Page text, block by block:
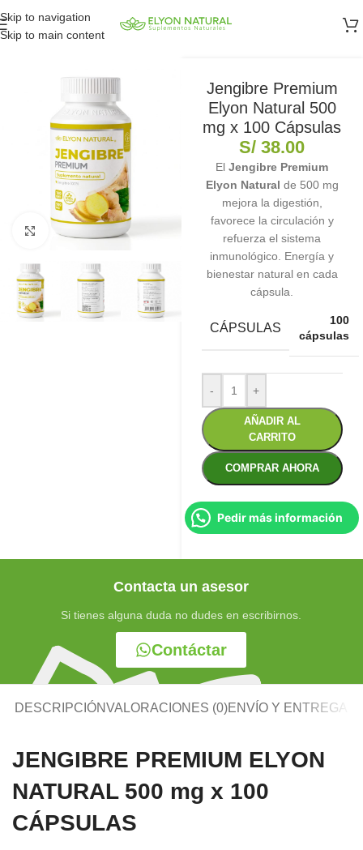
Skip to navigation
Skip to main content
Clic para ampliar
Jengibre Premium
Elyon Natural 500
mg x 100 Cápsulas
S/ 38.00
ElJengibre Premium
Elyon Natural de 500 mg
mejora la digestión,
favorece la circulación y
refuerza el sistema
inmunológico. Energía y
bienestar natural en cada
cápsula.
CÁPSULAS
100
cápsulas
- +
AÑADIR AL
CARRITO
COMPRAR AHORA
Pedir más información
Contáctar
Contacta un asesor
Si tienes alguna duda no dudes en escribirnos.
DESCRIPCIÓNVALORACIONES (0)ENVÍO Y ENTREGA
JENGIBRE PREMIUM ELYON
NATURAL 500 mg x 100
CÁPSULAS